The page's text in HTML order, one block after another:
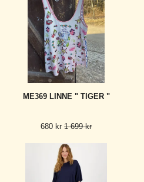
ME369 LINNE " TIGER "
680 kr 1 699 kr